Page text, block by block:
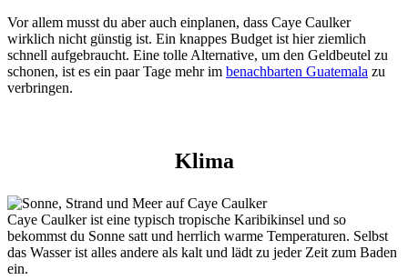
Vor allem musst du aber auch einplanen, dass Caye Caulker
wirklich nicht günstig ist. Ein knappes Budget ist hier ziemlich
schnell aufgebraucht. Eine tolle Alternative, um den Geldbeutel zu
schonen, ist es ein paar Tage mehr im benachbarten Guatemala zu
verbringen.
Klima
Caye Caulker ist eine typisch tropische Karibikinsel und so
bekommst du Sonne satt und herrlich warme Temperaturen. Selbst
das Wasser ist alles andere als kalt und lädt zu jeder Zeit zum Baden
ein.